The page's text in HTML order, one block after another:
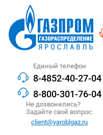
Единый телефон
8-4852-40-27-04
8-800-301-76-04
Не дозвонились?
Задайте свой вопрос:
client@yaroblgaz.ru